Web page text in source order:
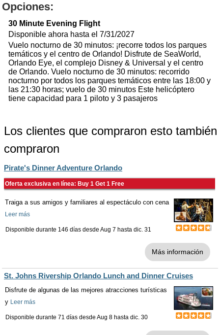
Opciones:
30 Minute Evening Flight
Disponible ahora hasta el 7/31/2027
Vuelo nocturno de 30 minutos: ¡recorre todos los parques
temáticos y el centro de Orlando! Disfrute de SeaWorld,
Orlando Eye, el complejo Disney & Universal y el centro
de Orlando. Vuelo nocturno de 30 minutos: recorrido
nocturno por todos los parques temáticos entre las 18:00 y
las 21:30 horas; vuelo de 30 minutos Este helicóptero
tiene capacidad para 1 piloto y 3 pasajeros
Los clientes que compraron esto también
compraron
Pirate's Dinner Adventure Orlando
Oferta exclusiva en línea: Buy 1 Get 1 Free
Traiga a sus amigos y familiares al espectáculo con cena
Leer más
Disponible durante 146 días desde Aug 7 hasta dic. 31
Más información
St. Johns Rivership Orlando Lunch and Dinner Cruises
Disfrute de algunas de las mejores atracciones turísticas
y Leer más
Disponible durante 71 días desde Aug 8 hasta dic. 30